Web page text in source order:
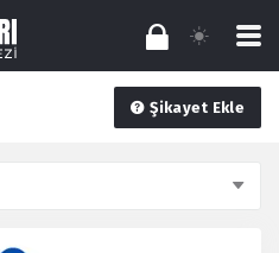
Şikayet Ekle